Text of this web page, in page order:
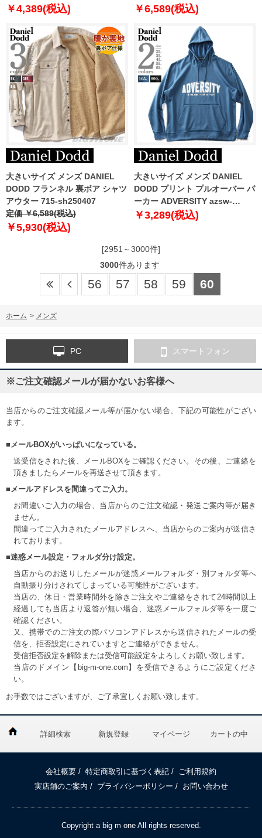
229011
￥4,389(税込)
sh240410
￥6,589(税込)
大きいサイズ メンズ DANIEL
DODD フランネル 裏ボア シャツ
アウター 715-sh250407
定価 ￥6,589(税込)
￥5,930(税込)
大きいサイズ メンズ DANIEL
DODD プリント プルオーバー パ
ーカー ADVERSITY azsw-
210421
￥3,289(税込)
[2951～3000件]
3000件あります
56 57 58 59 60
ホーム > メンズ
PC スマートフォン
※ご注文確認メールが届かないお客様へ
当店からのご注文確認メール等が届かない場合、下記の可能性がござい
ます。
■メールBOXがいっぱいになっている。
送受信をされた後、メールBOXをご確認ください。その後、ご連絡を
頂きましたらメールを再送させて頂きます。
■メールアドレスを間違ってご入力。
お間違いご入力の場合、当店からのご注文確認・発送ご案内等が届き
ません。
間違ってご入力されたメールアドレスへ、当店からのご案内が送信さ
れております。
■迷惑メール設定・フォルダ分け設定。
当店からのお送りしたメールが迷惑メールフォルダ・別フォルダ等へ
自動振り分けされてしまっている可能性がございます。
当店の、休日・営業時間外を除きご注文やご連絡をされて24時間以上
経過しても当店より返答が無い場合、迷惑メールフォルダ等を一度ご
確認ください。
又、携帯でのご注文の際パソコンアドレスから送信されたメールの受
信を、拒否設定にされていますとご連絡ができません。
受信拒否設定を解除または受信可能設定をよろしくお願い致します。
当店のドメイン【big-m-one.com】を受信できるようにご設定くださ
い。
お手数ではございますが、ご了承宜しくお願い致します。
詳細検索 新規登録 マイページ カートの中
会社概要 / 特定商取引に基づく表記 /
ご利用規約
実店舗のご案内 / プライバシーポリシー / お問い合わせ
Copyright a big m one All rights reserved.